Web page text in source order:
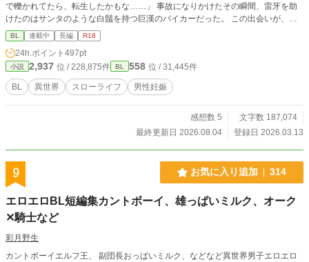
で轢かれてたら、転生したかもな……」 事故になりかけたその瞬間、雷牙を助
けたのはサンタのような白鬚を持つ巨漢のバイカーだった。 この出会いが、雷
牙の人生を変える。 辿り着いたのは──魔界にある広大な牧場。 ひょろ長の男
が、健康と筋肉を取り戻していく物語。 ⸻ 魔界×牧場×ほのぼの 一応総攻め
主人公ですが、牧場メインでのんびり進行。 攻略対象の登場もかなり遅いで
す。 主要キャラ全員うっすらクズ要素あり。 男性妊娠要素あり。 ※全年齢版を
他サイトに投稿しています。
BL 連載中 長編 R18
24h.ポイント 497pt
小説 2,937 位 / 228,875件 BL 558 位 / 31,445件
BL 異世界 スローライフ 男性妊娠
感想数 5
文字数 187,074
最終更新日 2026.08.04
登録日 2026.03.13
9 お気に入り追加 314
エロエロBL短編集カントボーイ、雄っぱいミルク、オーク
✕騎士など
彩月野生
カントボーイエルフ王、 副団長おっぱいミルク、などなど異世界男子エロエロ